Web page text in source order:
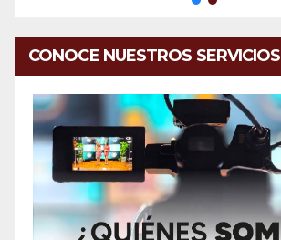
CONOCE NUESTROS SERVICIOS